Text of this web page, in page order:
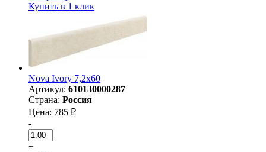
Купить в 1 клик
Nova Ivory 7,2х60
Артикул: 610130000287
Страна: Россия
Цена: 785 ₽
-
+